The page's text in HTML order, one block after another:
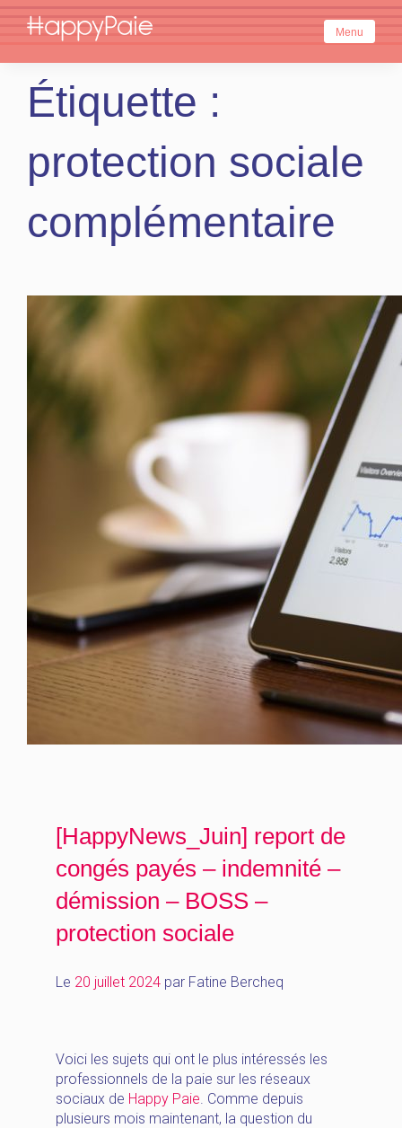
Menu
Étiquette :
protection sociale
complémentaire
[HappyNews_Juin] report de
congés payés – indemnité –
démission – BOSS –
protection sociale
Le 20 juillet 2024 par Fatine Bercheq
Voici les sujets qui ont le plus intéressés les
professionnels de la paie sur les réseaux
sociaux de Happy Paie. Comme depuis
plusieurs mois maintenant, la question du